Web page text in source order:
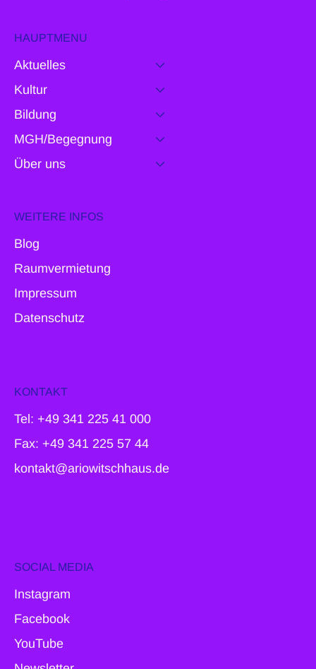
HAUPTMENU
Aktuelles
Kultur
Bildung
MGH/Begegnung
Über uns
SOCIAL MEDIA
Instagram
Facebook
YouTube
WEITERE INFOS
Blog
Raumvermietung
Impressum
Datenschutz
KONTAKT
Tel: +49 341 225 41 000
Fax: +49 341 225 57 44
kontakt@ariowitschhaus.de